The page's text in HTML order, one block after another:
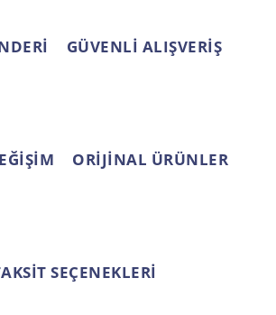
GÜVENLİ ALIŞVERİŞ
ORİJİNAL ÜRÜNLER
SEÇENEKLERİ